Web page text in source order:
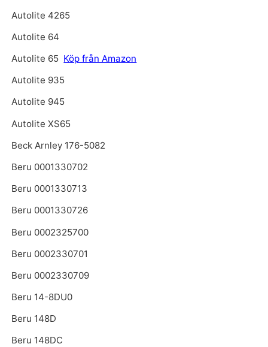
Autolite 4265
Autolite 64
Autolite 65 Köp från Amazon
Autolite 935
Autolite 945
Autolite XS65
Beck Arnley 176-5082
Beru 0001330702
Beru 0001330713
Beru 0001330726
Beru 0002325700
Beru 0002330701
Beru 0002330709
Beru 14-8DU0
Beru 148D
Beru 148DC